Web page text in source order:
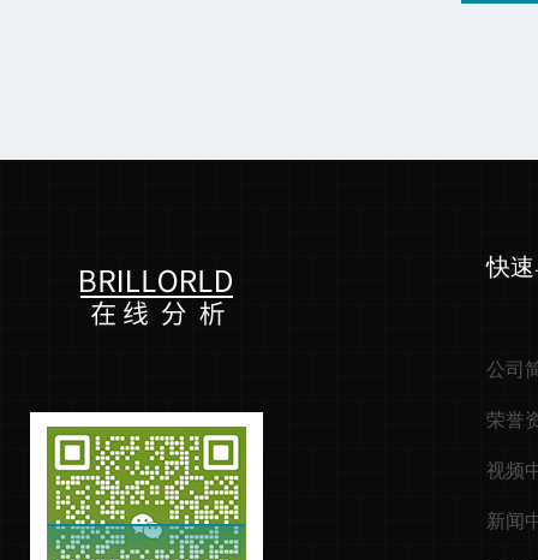
快
公司
荣誉
视频
新闻